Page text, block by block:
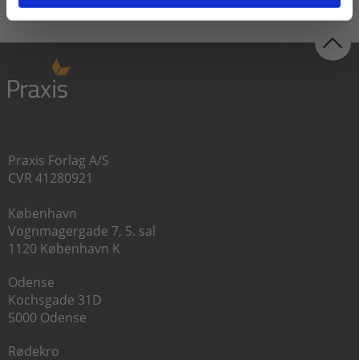
Praxis Forlag A/S
CVR 41280921
København
Vognmagergade 7, 5. sal
1120 København K
Odense
Kochsgade 31D
5000 Odense
Rødekro